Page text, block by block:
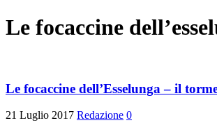
Le focaccine
Le focaccine dell’Esselunga – il
21 Luglio 2017 Redazione 0